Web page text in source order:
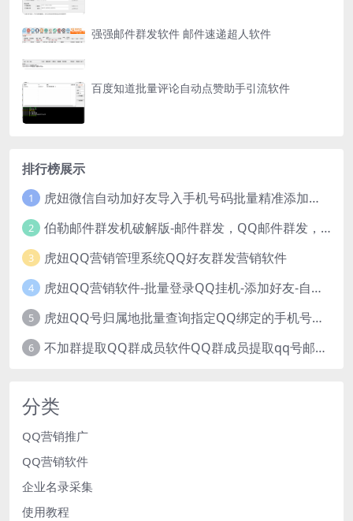
强强邮件群发软件 邮件速递超人软件
百度知道批量评论自动点赞助手引流软件
排行榜展示
1 虎妞微信自动加好友导入手机号码批量精准添加客户售营销软件微商工具
2 伯勒邮件群发机破解版-邮件群发，QQ邮件群发，邮件群发软件，伯乐邮件群发工具，邮件群发器
3 虎妞QQ营销管理系统QQ好友群发营销软件
4 虎妞QQ营销软件-批量登录QQ挂机-添加好友-自动加群-群发消息-临时会话
5 虎妞QQ号归属地批量查询指定QQ绑定的手机号软件
6 不加群提取QQ群成员软件QQ群成员提取qq号邮箱软件
分类
QQ营销推广
QQ营销软件
企业名录采集
使用教程